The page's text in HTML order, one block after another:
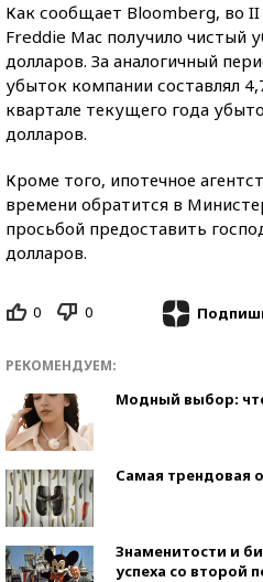
Как сообщает Bloomberg, во
Freddie Mac получило чистый
долларов. За аналогичный
убыток компании составлял
квартале текущего года
долларов.
Кроме того, ипотечное
времени обратится в
просьбой предоставить
долларов.
0 0
РЕКОМЕНДУЕМ:
Модный выбор:
Самая трендовая
Знаменитости и
успеха со второй